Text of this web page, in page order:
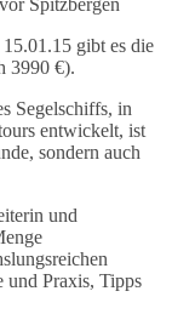
gibt es die
3990 €).
Segelschiffs, in
entwickelt, ist
sondern auch
und
und Praxis, Tipps